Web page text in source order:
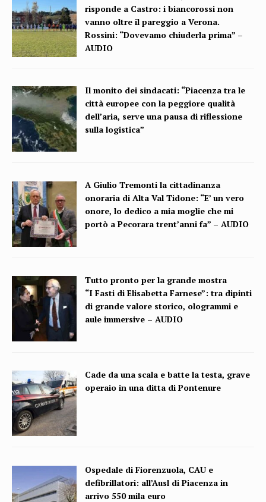
risponde a Castro: i biancorossi non
vanno oltre il pareggio a Verona.
Rossini: “Dovevamo chiuderla prima” –
AUDIO
Il monito dei sindacati: “Piacenza tra le
città europee con la peggiore qualità
dell’aria, serve una pausa di riflessione
sulla logistica”
A Giulio Tremonti la cittadinanza
onoraria di Alta Val Tidone: “E’ un vero
onore, lo dedico a mia moglie che mi
portò a Pecorara trent’anni fa” – AUDIO
Tutto pronto per la grande mostra
“I Fasti di Elisabetta Farnese”: tra dipinti
di grande valore storico, ologrammi e
aule immersive – AUDIO
Cade da una scala e batte la testa, grave
operaio in una ditta di Pontenure
Ospedale di Fiorenzuola, CAU e
defibrillatori: all’Ausl di Piacenza in
arrivo 550 mila euro